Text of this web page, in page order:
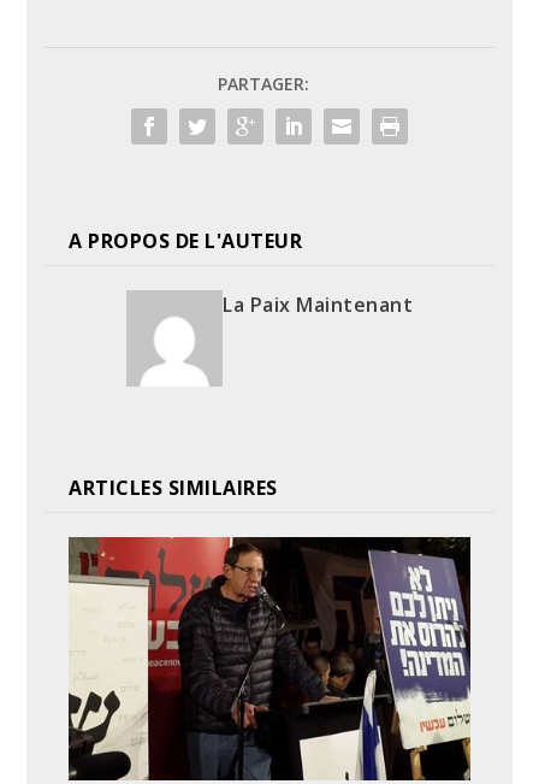
PARTAGER:
A PROPOS DE L'AUTEUR
La Paix Maintenant
ARTICLES SIMILAIRES